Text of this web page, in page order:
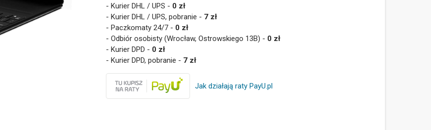
- Kurier DHL / UPS - 0 zł
- Kurier DHL / UPS, pobranie - 7 zł
- Paczkomaty 24/7 - 0 zł
- Odbiór osobisty (Wrocław, Ostrowskiego 13B) - 0 zł
- Kurier DPD - 0 zł
- Kurier DPD, pobranie - 7 zł
Jak działają raty PayU.pl